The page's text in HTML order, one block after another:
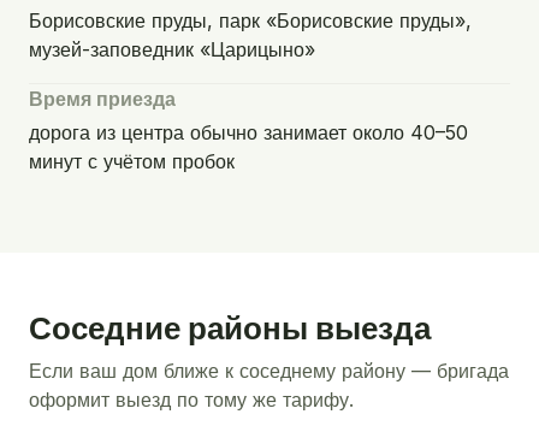
Борисовские пруды, парк «Борисовские пруды»,
музей-заповедник «Царицыно»
Время приезда
дорога из центра обычно занимает около 40–50
минут с учётом пробок
Соседние районы выезда
Если ваш дом ближе к соседнему району — бригада
оформит выезд по тому же тарифу.